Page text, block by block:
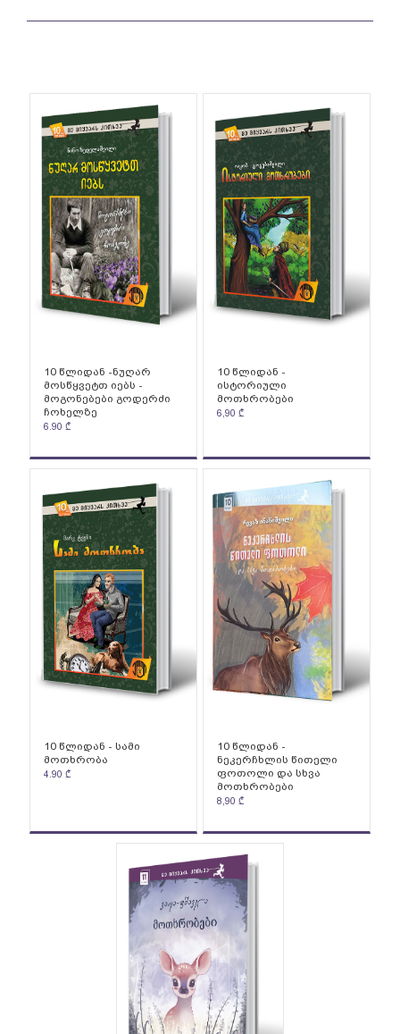
10 წლიდან -ნუღარ
მოსწყვეტთ იებს -
მოგონებები გოდერძი
ჩოხელზე
6.90 ₾
10 წლიდან -
ისტორიული
მოთხრობები
6,90 ₾
10 წლიდან - სამი
მოთხრობა
4.90 ₾
10 წლიდან -
ნეკერჩხლის წითელი
ფოთოლი და სხვა
მოთხრობები
8,90 ₾